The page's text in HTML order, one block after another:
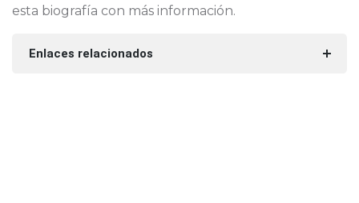
esta biografía con más información.
Enlaces relacionados